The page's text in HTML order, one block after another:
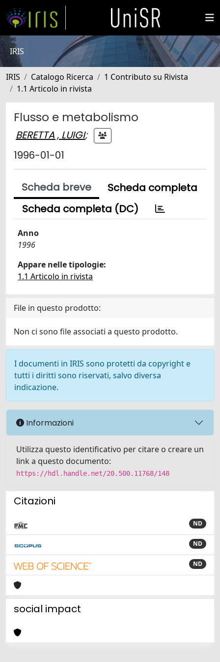
IRIS
IRIS Catalogo Ricerca
1 Contributo su Rivista
1.1 Articolo in rivista
Flusso e metabolismo
BERETTA , LUIGI;
1996-01-01
Scheda breve
Scheda completa
Scheda completa (DC)
Anno
1996
Appare nelle tipologie:
1.1 Articolo in rivista
File in questo prodotto:
Non ci sono file associati a questo prodotto.
I documenti in IRIS sono protetti da copyright e
tutti i diritti sono riservati, salvo diversa
indicazione.
Informazioni
Utilizza questo identificativo per citare o creare un
link a questo documento:
https://hdl.handle.net/20.500.11768/148
Citazioni
ND
ND
ND
social impact